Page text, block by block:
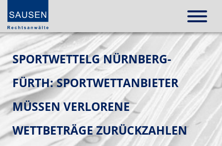
SPORTWETTELG NÜRNBERG-
FÜRTH: SPORTWETTANBIETER
MÜSSEN VERLORENE
WETTBETRÄGE ZURÜCKZAHLEN